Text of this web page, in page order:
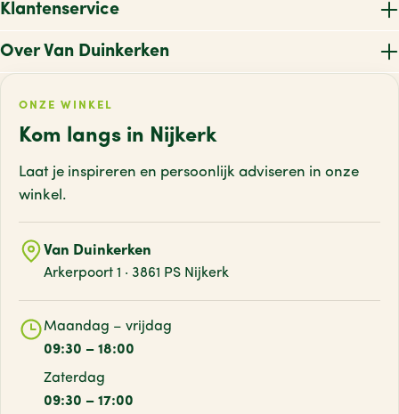
Klantenservice
Over Van Duinkerken
ONZE WINKEL
Kom langs in Nijkerk
Laat je inspireren en persoonlijk adviseren in onze
winkel.
Van Duinkerken
Arkerpoort 1 · 3861 PS Nijkerk
Maandag – vrijdag
09:30 – 18:00
Zaterdag
09:30 – 17:00